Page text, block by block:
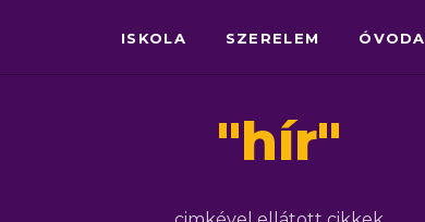
ISKOLA SZERELEM ÓVODA
"hír"